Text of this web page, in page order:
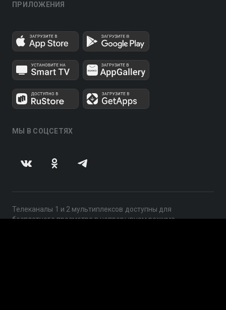
ПРИЛОЖЕНИЯ
МЫ В СОЦСЕТЯХ
Телеканалы 1 и 2 мультиплексов доступны для
бесплатного просмотра в непрерывном режиме,